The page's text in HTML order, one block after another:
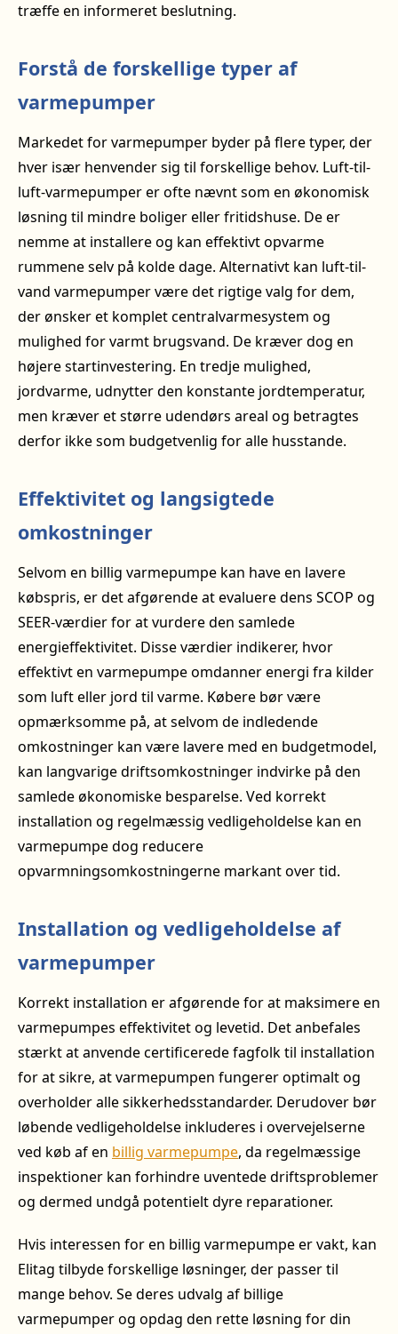
træffe en informeret beslutning.
Forstå de forskellige typer af
varmepumper
Markedet for varmepumper byder på flere typer, der
hver især henvender sig til forskellige behov. Luft-til-
luft-varmepumper er ofte nævnt som en økonomisk
løsning til mindre boliger eller fritidshuse. De er
nemme at installere og kan effektivt opvarme
rummene selv på kolde dage. Alternativt kan luft-til-
vand varmepumper være det rigtige valg for dem,
der ønsker et komplet centralvarmesystem og
mulighed for varmt brugsvand. De kræver dog en
højere startinvestering. En tredje mulighed,
jordvarme, udnytter den konstante jordtemperatur,
men kræver et større udendørs areal og betragtes
derfor ikke som budgetvenlig for alle husstande.
Effektivitet og langsigtede
omkostninger
Selvom en billig varmepumpe kan have en lavere
købspris, er det afgørende at evaluere dens SCOP og
SEER-værdier for at vurdere den samlede
energieffektivitet. Disse værdier indikerer, hvor
effektivt en varmepumpe omdanner energi fra kilder
som luft eller jord til varme. Købere bør være
opmærksomme på, at selvom de indledende
omkostninger kan være lavere med en budgetmodel,
kan langvarige driftsomkostninger indvirke på den
samlede økonomiske besparelse. Ved korrekt
installation og regelmæssig vedligeholdelse kan en
varmepumpe dog reducere
opvarmningsomkostningerne markant over tid.
Installation og vedligeholdelse af
varmepumper
Korrekt installation er afgørende for at maksimere en
varmepumpes effektivitet og levetid. Det anbefales
stærkt at anvende certificerede fagfolk til installation
for at sikre, at varmepumpen fungerer optimalt og
overholder alle sikkerhedsstandarder. Derudover bør
løbende vedligeholdelse inkluderes i overvejelserne
ved køb af en billig varmepumpe, da regelmæssige
inspektioner kan forhindre uventede driftsproblemer
og dermed undgå potentielt dyre reparationer.
Hvis interessen for en billig varmepumpe er vakt, kan
Elitag tilbyde forskellige løsninger, der passer til
mange behov. Se deres udvalg af billige
varmepumper og opdag den rette løsning for din